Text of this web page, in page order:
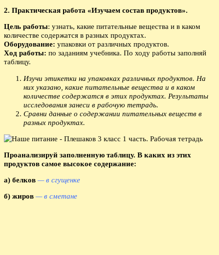
2. Практическая работа «Изучаем состав продуктов».
Цель работы: узнать, какие питательные вещества и в каком
количестве содержатся в разных продуктах.
Оборудование: упаковки от различных продуктов.
Ход работы: по заданиям учебника. По ходу работы заполняй
таблицу.
Изучи этикетки на упаковках различных продуктов. На
них указано, какие питательные вещества и в каком
количестве содержатся в этих продуктах. Результаты
исследования занеси в рабочую тетрадь.
Сравни данные о содержании питательных веществ в
разных продуктах.
Проанализируй заполненную таблицу. В каких из этих
продуктов самое высокое содержание:
а) белков — в сгущенке
б) жиров — в сметане